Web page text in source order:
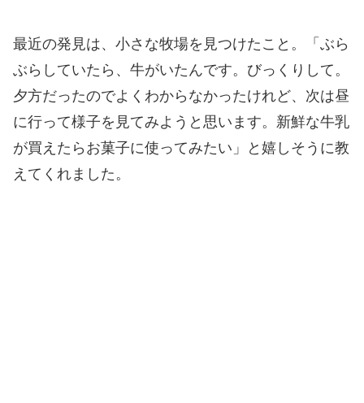
最近の発見は、小さな牧場を見つけたこと。「ぶら
ぶらしていたら、牛がいたんです。びっくりして。
夕方だったのでよくわからなかったけれど、次は昼
に行って様子を見てみようと思います。新鮮な牛乳
が買えたらお菓子に使ってみたい」と嬉しそうに教
えてくれました。